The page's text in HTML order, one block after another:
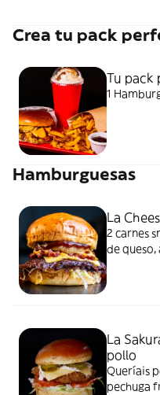
Crea tu pack
Tu pack
1
Hamburguesas
La
2 carnes
de queso,
La
pollo
Queríais
pechuga